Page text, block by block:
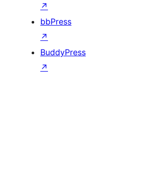
↗
bbPress
↗
BuddyPress
↗